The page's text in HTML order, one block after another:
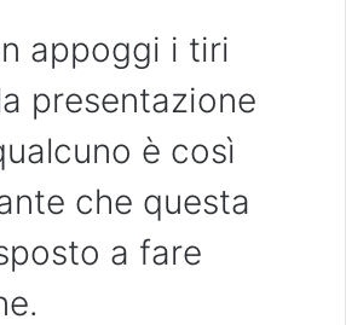
appoggi i tiri
presentazione
è così
che questa
a fare